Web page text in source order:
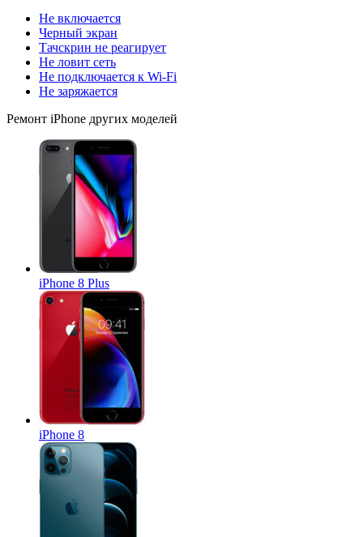
Не включается
Черный экран
Тачскрин не реагирует
Не ловит сеть
Не подключается к Wi-Fi
Не заряжается
Ремонт iPhone других моделей
iPhone 8 Plus
iPhone 8